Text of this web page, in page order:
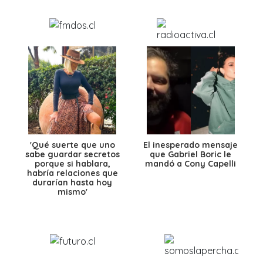
'Qué suerte que uno
sabe guardar secretos
porque si hablara,
habría relaciones que
durarían hasta hoy
mismo'
El inesperado mensaje
que Gabriel Boric le
mandó a Cony Capelli